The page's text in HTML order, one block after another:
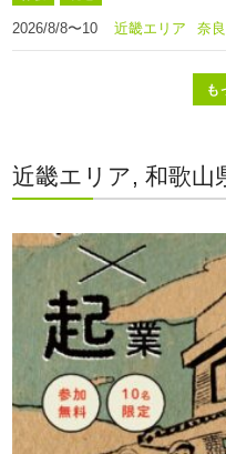
2026/8/8〜10 近畿エリア 奈
近畿エリア, 和歌山